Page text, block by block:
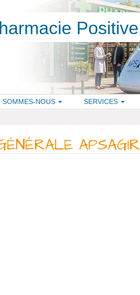
SOMMES-NOUS SERVICES
APSAGIR